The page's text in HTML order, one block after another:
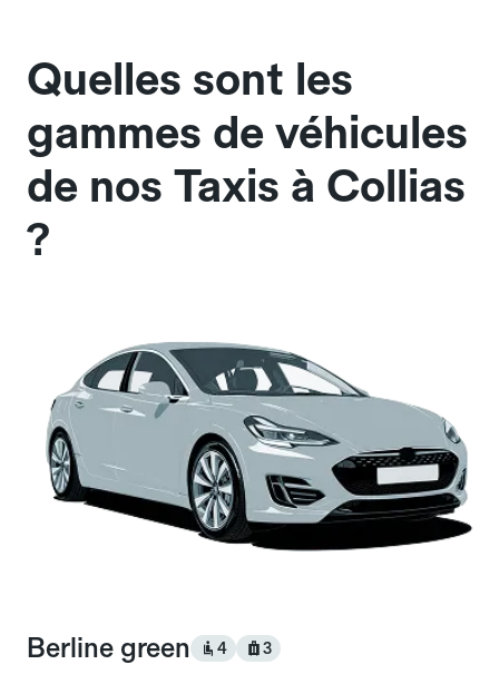
Quelles sont les
gammes de véhicules
de nos Taxis à Collias
?
Berline green 4 3